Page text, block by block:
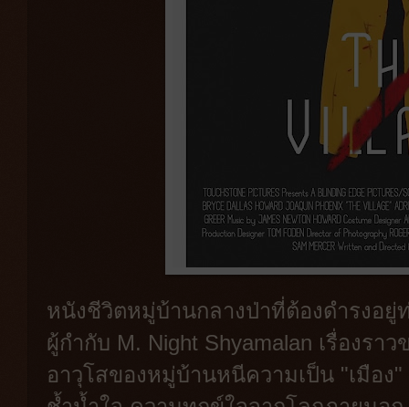
หนังชีวิตหมู่บ้านกลางป่าที่ต้องดำรงอยู่
ผู้กำกับ M. Night Shyamalan เรื่องรา
อาวุโสของหมู่บ้านหนีความเป็น "เมือง